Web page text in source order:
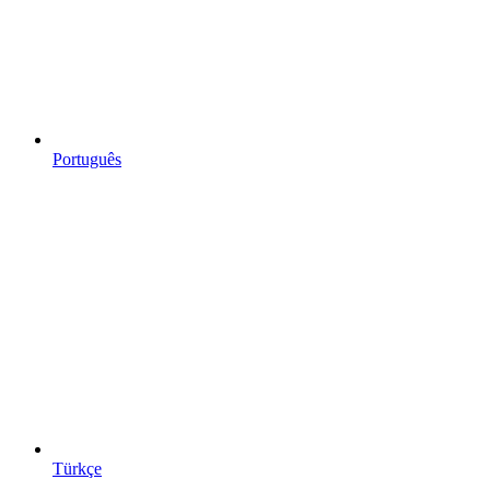
Português
Türkçe